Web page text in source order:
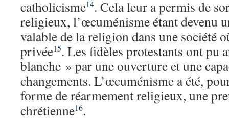
catholicisme14. Cela leur a permis de
religieux, l’œcuménisme étant devenu
valable de la religion dans une société
privée15. Les fidèles protestants ont pu
blanche » par une ouverture et une
changements. L’œcuménisme a été,
forme de réarmement religieux, une
chrétienne16.